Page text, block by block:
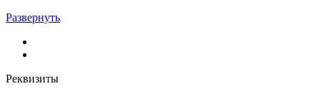
Развернуть
Реквизиты